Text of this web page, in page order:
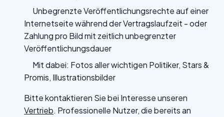
Unbegrenzte Veröffentlichungsrechte auf einer
Internetseite während der Vertragslaufzeit - oder
Zahlung pro Bild mit zeitlich unbegrenzter
Veröffentlichungsdauer
Mit dabei: Fotos aller wichtigen Politiker, Stars &
Promis, Illustrationsbilder
Bitte kontaktieren Sie bei Interesse unseren
Vertrieb. Professionelle Nutzer, die bereits an